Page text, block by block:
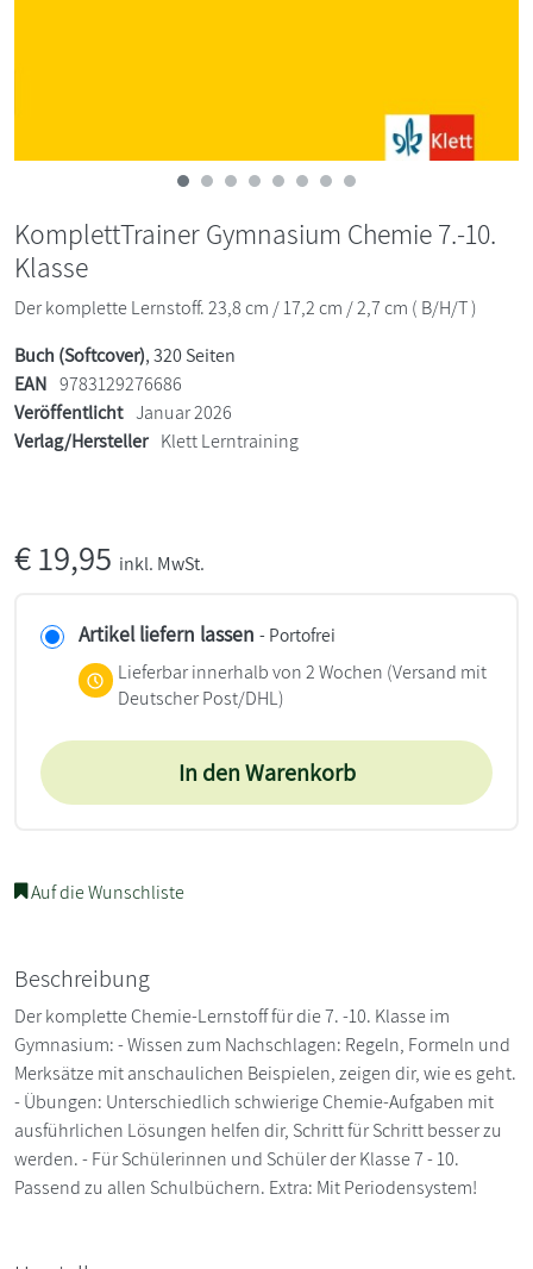
KomplettTrainer Gymnasium Chemie 7.-10.
Klasse
Der komplette Lernstoff. 23,8 cm / 17,2 cm / 2,7 cm ( B/H/T )
Buch (Softcover), 320 Seiten
EAN 9783129276686
Veröffentlicht Januar 2026
Verlag/Hersteller Klett Lerntraining
€19,95 inkl. MwSt.
Artikel liefern lassen - Portofrei
Lieferbar innerhalb von 2 Wochen (Versand mit
Deutscher Post/DHL)
In den Warenkorb
Auf die Wunschliste
Beschreibung
Der komplette Chemie-Lernstoff für die 7. -10. Klasse im
Gymnasium: - Wissen zum Nachschlagen: Regeln, Formeln und
Merksätze mit anschaulichen Beispielen, zeigen dir, wie es geht.
- Übungen: Unterschiedlich schwierige Chemie-Aufgaben mit
ausführlichen Lösungen helfen dir, Schritt für Schritt besser zu
werden. - Für Schülerinnen und Schüler der Klasse 7 - 10.
Passend zu allen Schulbüchern. Extra: Mit Periodensystem!